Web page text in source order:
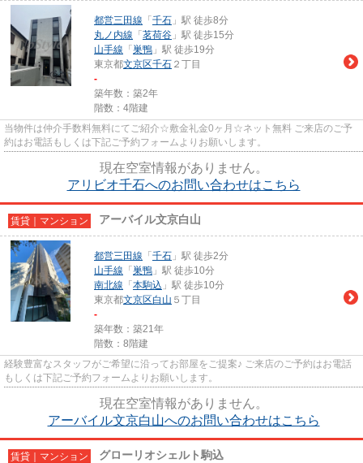
都営三田線 「 千石 」駅 徒歩8分
丸ノ内線 「 茗荷谷 」駅 徒歩15分
山手線 「 巣鴨 」駅 徒歩19分
東京都文京区千石 ２丁目
-
築年数：築2年
階数：4階建
当物件は仲介手数料無料にてご紹介☆敷金礼金0ヶ月☆ネット無料 ご来店のご予
約はお電話もしくは下記ご予約フォームよりお願いします。
現在空室情報がありません。
アリビオ千石へのお問い合わせはこちら
賃貸｜マンション アーバイル文京白山
都営三田線 「 千石 」駅 徒歩2分
山手線 「 巣鴨 」駅 徒歩10分
南北線 「 本駒込 」駅 徒歩10分
東京都文京区白山 ５丁目
-
築年数：築21年
階数：8階建
経験豊富なスタッフがご希望に沿ってお部屋をご提案♪ ご来店のご予約はお電話
もしくは下記ご予約フォームよりお願いします。
現在空室情報がありません。
アーバイル文京白山へのお問い合わせはこちら
賃貸｜マンション グローリオシェルト駒込